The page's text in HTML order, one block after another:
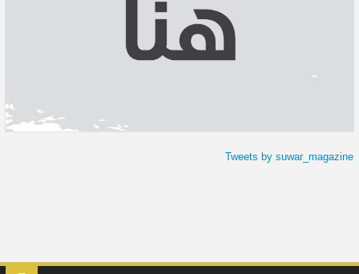
Tweets by suwar_magazine